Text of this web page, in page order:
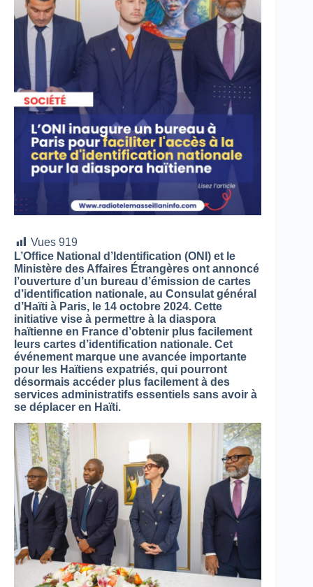
Vues 919
L’Office National d’Identification (ONI) et le
Ministère des Affaires Étrangères ont annoncé
l’ouverture d’un bureau d’émission de cartes
d’identification nationale, au Consulat général
d’Haïti à Paris, le 14 octobre 2024. Cette
initiative vise à permettre à la diaspora
haïtienne en France d’obtenir plus facilement
leurs cartes d’identification nationale. Cet
événement marque une avancée importante
pour les Haïtiens expatriés, qui pourront
désormais accéder plus facilement à des
services administratifs essentiels sans avoir à
se déplacer en Haïti.